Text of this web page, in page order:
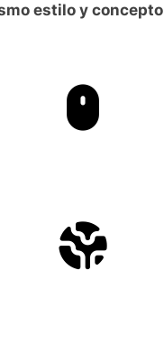
estilo y concepto